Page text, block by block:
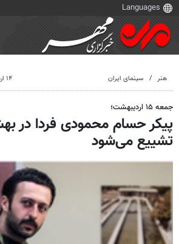
هنر سینمای ایران ۱۴ اردیبهشت ۱۴۰۲، ۱۳:۰۰
جمعه ۱۵ اردیبهشت؛
پیکر حسام محمودی فردا در
تشییع می‌شود